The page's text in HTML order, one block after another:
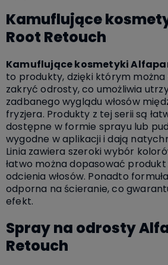
Kamuflujące
Root Retouch
Kamuflujące kosmetyki
to produkty, dzięki którym można
zakryć odrosty, co umożliwia
zadbanego wyglądu włosów
fryzjera. Produkty z tej serii są
dostępne w formie sprayu lub
wygodne w aplikacji i dają
Linia zawiera szeroki wybór
łatwo można dopasować
odcienia włosów. Ponadto
odporna na ścieranie, co
efekt.
Spray na odrosty
Retouch